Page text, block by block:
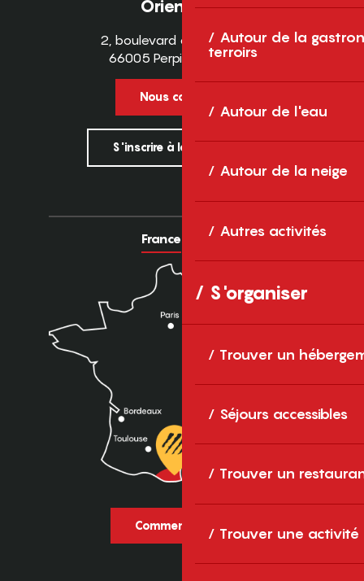
Autour de la
terroirs
Autour de l'eau
Autour de la neige
Autres activités
S'organiser
Trouver un
Séjours accessibles
Trouver un
Trouver une activité
Orientales
2, boulevard des Pyrénées
66005 Perpignan Cedex
Nous contacter
S'inscrire à la newsletter
France Europe
Comment venir ?